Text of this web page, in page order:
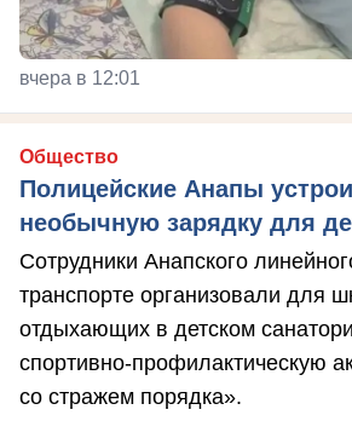
вчера в 12:01
Общество
Полицейские Анапы
необычную зарядку для
Сотрудники Анапского
транспорте организовали для
отдыхающих в детском
спортивно-профилактическую
со стражем порядка».